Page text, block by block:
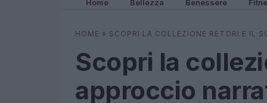
Home Bellezza Benessere
HOME » SCOPRI LA COLLEZIONE RETORI E IL
Scopri la
approccio